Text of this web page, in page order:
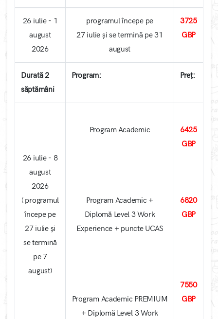
26 iulie - 1
august
2026
programul începe pe
27 iulie și se termină pe 31
august
3725
GBP
Durată 2
săptămâni
Program: Preț:
26 iulie - 8
august
2026
( programul
începe pe
27 iulie și
se termină
pe 7
august)
Program Academic
Program Academic +
Diplomă Level 3 Work
Experience + puncte UCAS
Program Academic PREMIUM
+ Diplomă Level 3 Work
6425
GBP
6820
GBP
7550
GBP